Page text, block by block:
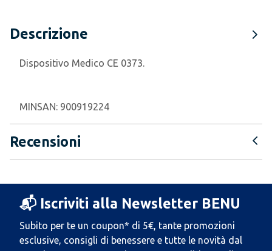
Descrizione
Dispositivo Medico CE 0373.
MINSAN: 900919224
Recensioni
📬 Iscriviti alla Newsletter BENU
Subito per te un coupon* di 5€, tante promozioni
esclusive, consigli di benessere e tutte le novità dal